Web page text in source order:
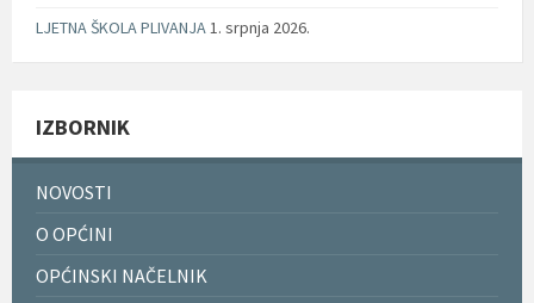
LJETNA ŠKOLA PLIVANJA1. srpnja 2026.
IZBORNIK
NOVOSTI
O OPĆINI
OPĆINSKI NAČELNIK